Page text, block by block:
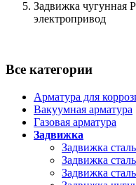
Задвижка чугунная
электропривод
Все категории
Арматура для
Вакуумная арматура
Газовая арматура
Задвижка
Задвижка
Задвижка
Задвижка